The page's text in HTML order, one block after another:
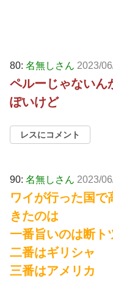
80: 名無しさん 2023/
ペルーじゃないん
ぽいけど
レスにコメント
90: 名無しさん 2023/
ワイが行った国で
きたのは
一番旨いのは断ト
二番はギリシャ
三番はアメリカ